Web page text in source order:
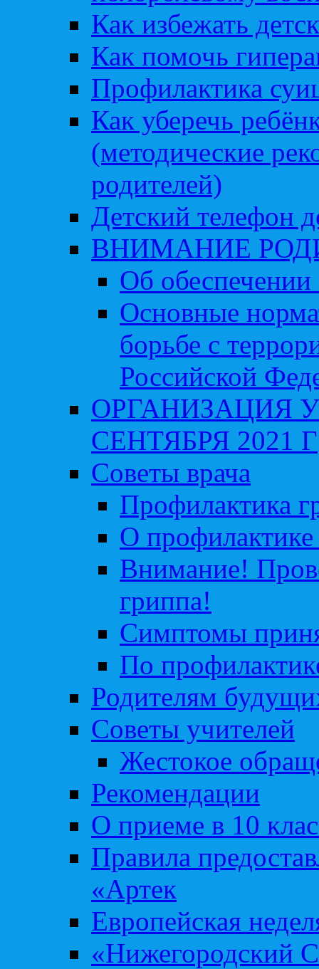
Как избежать
Как помочь
Профилактика
Как уберечь
(методические
родителей)
Детский телефон
ВНИМАНИЕ
Об обеспечении
Основные
борьбе с
Российской
ОРГАНИЗАЦИЯ
СЕНТЯБРЯ 2021 Г
Советы врача
Профилактика
О профилактике
Внимание!
гриппа!
Симптомы
По
Родителям
Советы учителей
Жестокое
Рекомендации
О приеме в 10
Правила
«Артек
Европейская
«Нижегородский